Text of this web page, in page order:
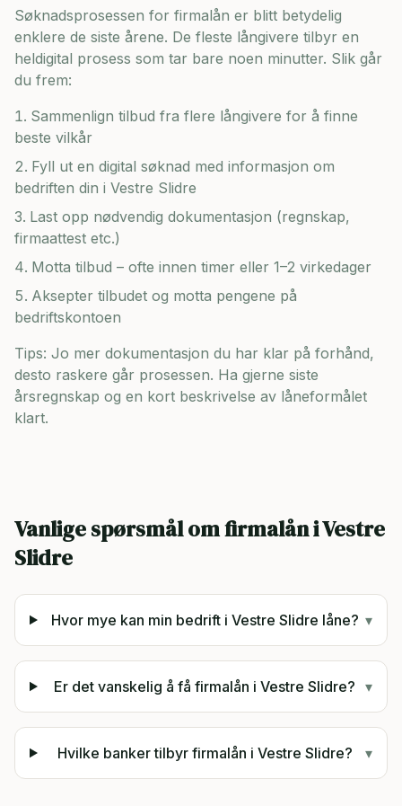
Søknadsprosessen for firmalån er blitt betydelig
enklere de siste årene. De fleste långivere tilbyr en
heldigital prosess som tar bare noen minutter. Slik går
du frem:
Sammenlign tilbud fra flere långivere for å finne
beste vilkår
Fyll ut en digital søknad med informasjon om
bedriften din i Vestre Slidre
Last opp nødvendig dokumentasjon (regnskap,
firmaattest etc.)
Motta tilbud – ofte innen timer eller 1–2 virkedager
Aksepter tilbudet og motta pengene på
bedriftskontoen
Tips: Jo mer dokumentasjon du har klar på forhånd,
desto raskere går prosessen. Ha gjerne siste
årsregnskap og en kort beskrivelse av låneformålet
klart.
Vanlige spørsmål om firmalån iVestre
Slidre
Hvor mye kan min bedrift i Vestre Slidre låne? ▾
Er det vanskelig å få firmalån i Vestre Slidre? ▾
Hvilke banker tilbyr firmalån i Vestre Slidre? ▾